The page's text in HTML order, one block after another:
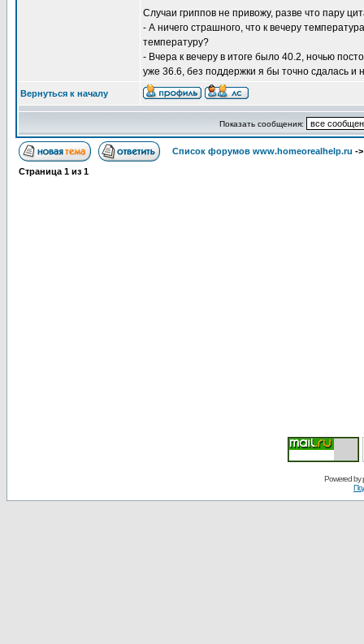
Случаи гриппов не привожу, разве что пару
- А ничего страшного, что к вечеру
температуру?
- Вчера к вечеру в итоге было 40.2, ночью
уже 36.6, без поддержки я бы точно сдалась и
Вернуться к началу
Показать сообщения:
Список форумов www.homeorealhelp.ru -
Страница 1 из 1
Powered by